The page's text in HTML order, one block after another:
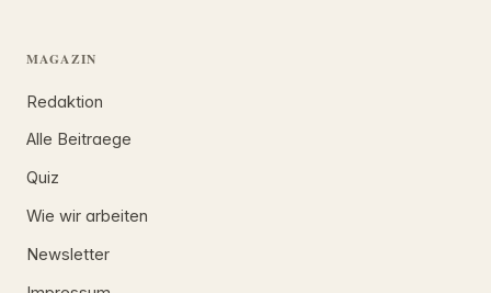
MAGAZIN
Redaktion
Alle Beitraege
Quiz
Wie wir arbeiten
Newsletter